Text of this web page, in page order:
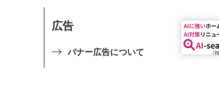
広告
バナー広告について